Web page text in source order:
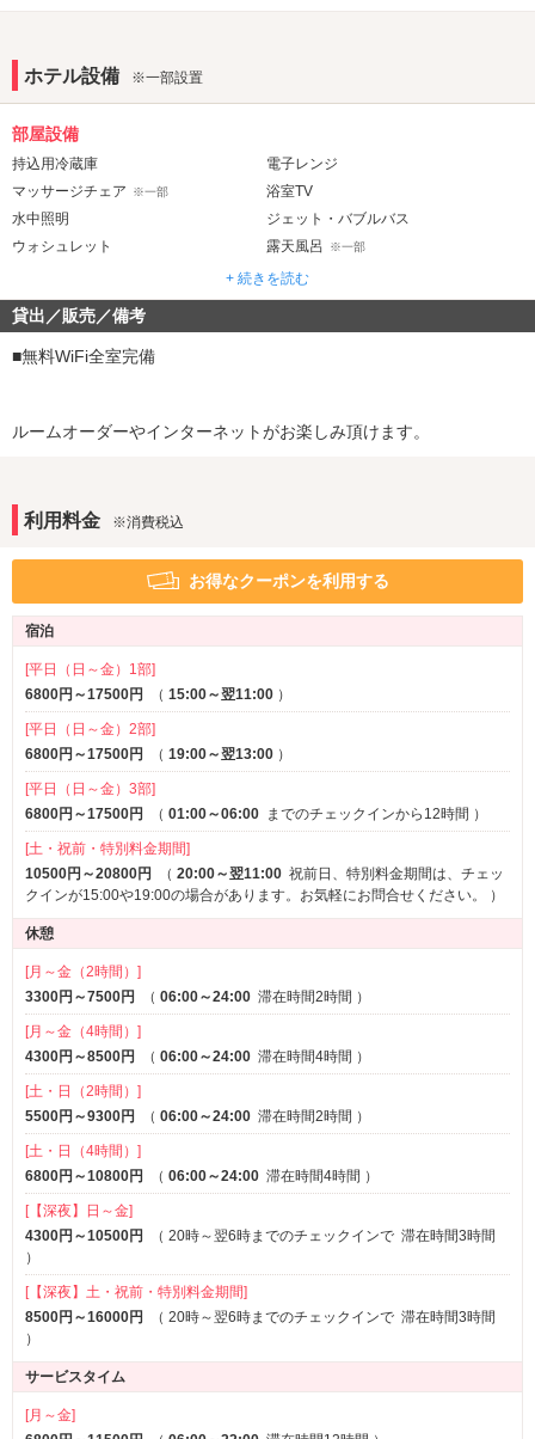
実はここだけの話、敷布団も全部屋交換したんです。
めちゃくちゃ過ごしやすくなってるんです。。。
お寝坊には気を付けてくださいね( *´艸｀)
★ 天
208号室、216号室に露天風呂を増設！！！
★無料ウェ ルカムメニュー実施中
お一人様1品、１ドリンク無料！！！
メンバー、ビジター関係なく
どなた様もご利用いただけます♪
詳しくフォトギャラリーをチェック!!!
★フォトギャラリー からオススメをチェック！★
オススメのお部屋やメニュー、イベントをご覧いただけます！→
ホテル設備 ※一部設置
部屋設備
持込用冷蔵庫
電子レンジ
マッサージチェア
※一部
浴室TV
水中照明
ジェット・バブルバス
ウォシュレット
露天風呂 ※一部
ミストサウナ
音響・映像・通信
ホームシアター
アメニティ
部屋タイプ
テラス
サービス
ルームサービス
+ 続きを読む
貸出／販売／備考
■無料WiFi全室完備
ルームオーダーやインターネットがお楽しみ頂けます。
利用料金 ※消費税込
お得なクーポンを利用する
宿泊
[平日（日～金）1部]
6800円～17500円
（ 15:00～翌11:00 ）
[平日（日～金）2部]
6800円～17500円
（ 19:00～翌13:00 ）
[平日（日～金）3部]
6800円～17500円
（ 01:00～06:00 までのチェックインから12時間 ）
[土・祝前・特別料金期間]
10500円～20800円
（ 20:00～翌11:00 祝前日、特別料金期間は、チェッ
クインが15:00や19:00の場合があります。お気軽にお問合せください。
）
休憩
[月～金（2時間）]
3300円～7500円
（ 06:00～24:00 滞在時間2時間 ）
[月～金（4時間）]
4300円～8500円
（ 06:00～24:00 滞在時間4時間 ）
[土・日（2時間）]
5500円～9300円
（ 06:00～24:00 滞在時間2時間 ）
[土・日（4時間）]
6800円～10800円
（ 06:00～24:00 滞在時間4時間 ）
[【深夜】日～金]
4300円～10500円
（ 20時～翌6時までのチェックインで 滞在時間3時間
）
[【深夜】土・祝前・特別料金期間]
8500円～16000円
（ 20時～翌6時までのチェックインで 滞在時間3時間
）
サービスタイム
[月～金]